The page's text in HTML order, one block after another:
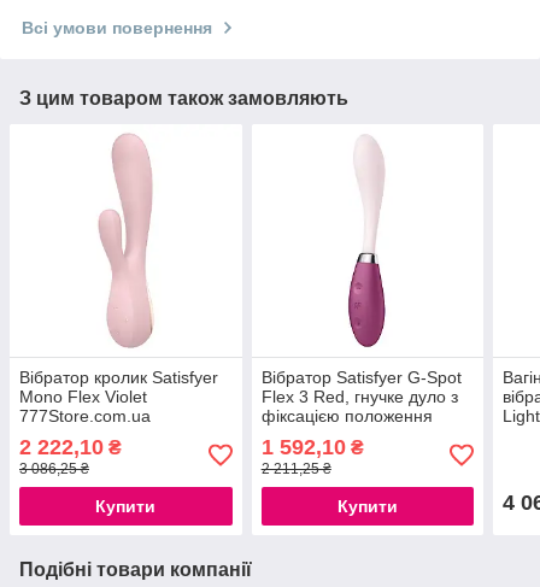
Всі умови повернення
З цим товаром також замовляють
Вібратор кролик Satisfyer
Mono Flex Violet
777Store.com.ua
2 222,10 ₴
3 086,25 ₴
Купити
Вібратор Satisfyer G-Spot
Flex 3 Red, гнучке дуло з
фіксацією положення
1 592,10₴
2 211,25 ₴
Купити 4
Подібні товари компанії